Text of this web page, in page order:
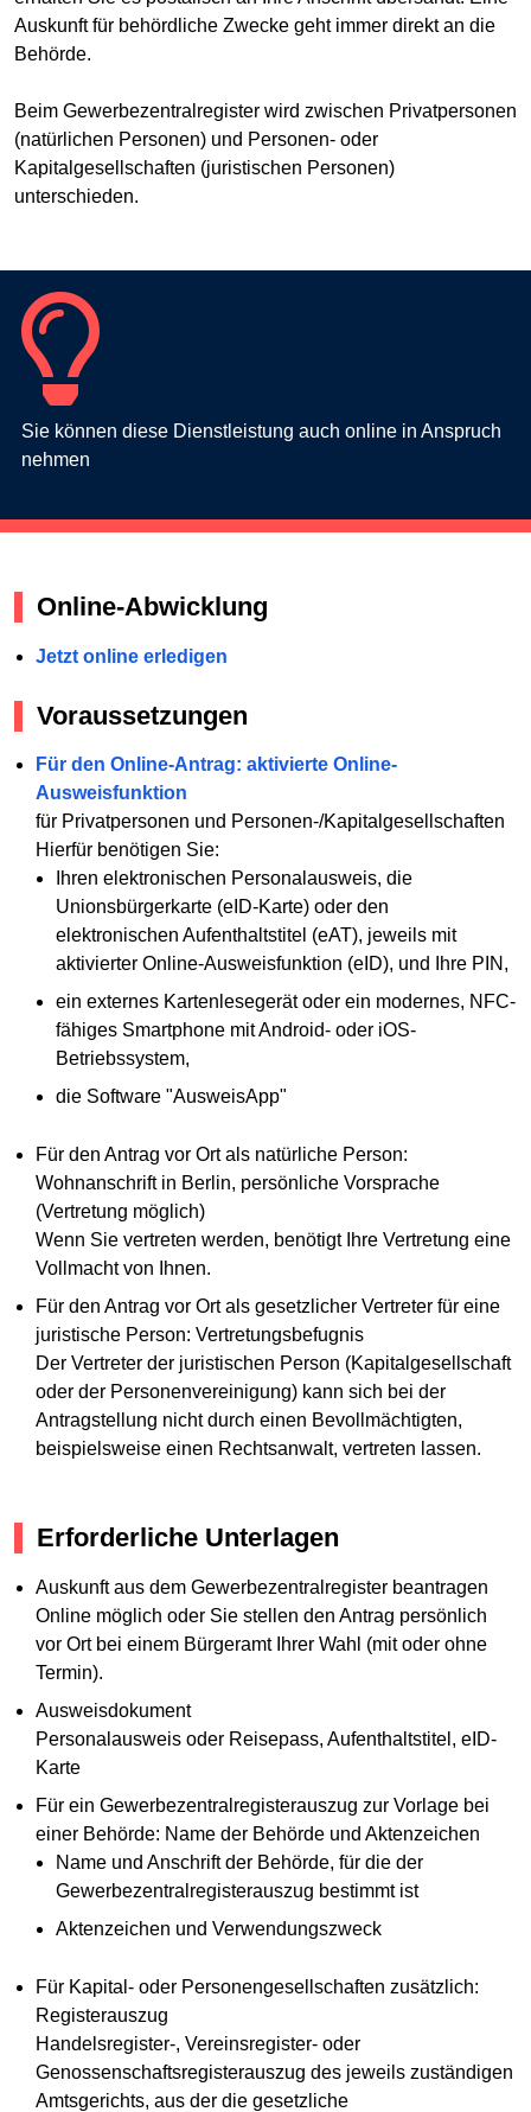
Auskunft für behördliche Zwecke geht immer direkt an die
Behörde.
Beim Gewerbezentralregister wird zwischen Privatpersonen
(natürlichen Personen) und Personen- oder
Kapitalgesellschaften (juristischen Personen)
unterschieden.
Sie können diese Dienstleistung auch online in Anspruch
nehmen
Online-Abwicklung
Jetzt online erledigen
Voraussetzungen
Für den Online-Antrag: aktivierte Online-
Ausweisfunktion
für Privatpersonen und Personen-/Kapitalgesellschaften
Hierfür benötigen Sie:
Ihren elektronischen Personalausweis, die
Unionsbürgerkarte (eID-Karte) oder den
elektronischen Aufenthaltstitel (eAT), jeweils mit
aktivierter Online-Ausweisfunktion (eID), und Ihre PIN,
ein externes Kartenlesegerät oder ein modernes, NFC-
fähiges Smartphone mit Android- oder iOS-
Betriebssystem,
die Software "AusweisApp"
Für den Antrag vor Ort als natürliche Person:
Wohnanschrift in Berlin, persönliche Vorsprache
(Vertretung möglich)
Wenn Sie vertreten werden, benötigt Ihre Vertretung eine
Vollmacht von Ihnen.
Für den Antrag vor Ort als gesetzlicher Vertreter für eine
juristische Person: Vertretungsbefugnis
Der Vertreter der juristischen Person (Kapitalgesellschaft
oder der Personenvereinigung) kann sich bei der
Antragstellung nicht durch einen Bevollmächtigten,
beispielsweise einen Rechtsanwalt, vertreten lassen.
Erforderliche Unterlagen
Auskunft aus dem Gewerbezentralregister beantragen
Online möglich oder Sie stellen den Antrag persönlich
vor Ort bei einem Bürgeramt Ihrer Wahl (mit oder ohne
Termin).
Ausweisdokument
Personalausweis oder Reisepass, Aufenthaltstitel, eID-
Karte
Für ein Gewerbezentralregisterauszug zur Vorlage bei
einer Behörde: Name der Behörde und Aktenzeichen
Name und Anschrift der Behörde, für die der
Gewerbezentralregisterauszug bestimmt ist
Aktenzeichen und Verwendungszweck
Für Kapital- oder Personengesellschaften zusätzlich:
Registerauszug
Handelsregister-, Vereinsregister- oder
Genossenschaftsregisterauszug des jeweils zuständigen
Amtsgerichts, aus der die gesetzliche